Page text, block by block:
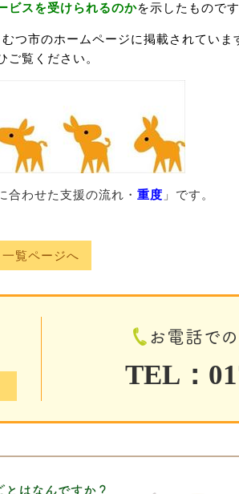
ビスを受けられるのかを示したものです
むつ市のホームページに掲載されていま
ご覧ください。
合わせた支援の流れ・ 重度 」です。
一覧ページへ
お電話で
TEL：